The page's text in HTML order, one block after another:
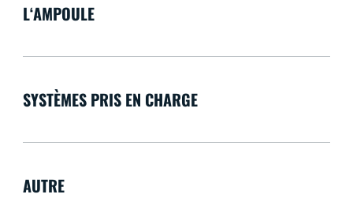
L‘AMPOULE
SYSTÈMES PRIS EN CHARGE
AUTRE